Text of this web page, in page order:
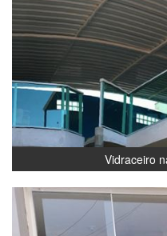
Vidraceiro